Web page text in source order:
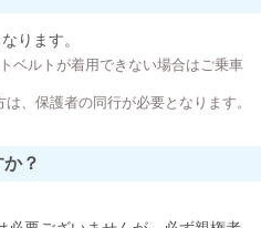
ります。
ベルトが着用できない場合はご乗車
、保護者の同行が必要となります。
？